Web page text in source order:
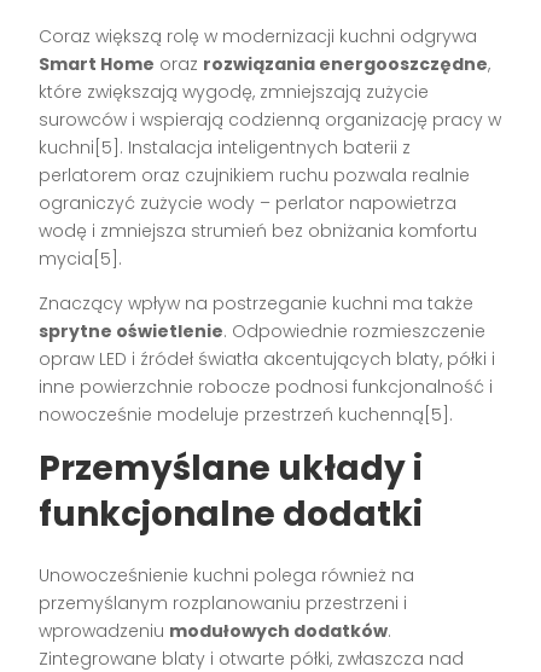
Coraz większą rolę w modernizacji kuchni odgrywa
Smart Home oraz rozwiązania energooszczędne,
które zwiększają wygodę, zmniejszają zużycie
surowców i wspierają codzienną organizację pracy w
kuchni[5]. Instalacja inteligentnych baterii z
perlatorem oraz czujnikiem ruchu pozwala realnie
ograniczyć zużycie wody – perlator napowietrza
wodę i zmniejsza strumień bez obniżania komfortu
mycia[5].
Znaczący wpływ na postrzeganie kuchni ma także
sprytne oświetlenie. Odpowiednie rozmieszczenie
opraw LED i źródeł światła akcentujących blaty, półki i
inne powierzchnie robocze podnosi funkcjonalność i
nowocześnie modeluje przestrzeń kuchenną[5].
Przemyślane układy i
funkcjonalne dodatki
Unowocześnienie kuchni polega również na
przemyślanym rozplanowaniu przestrzeni i
wprowadzeniu modułowych dodatków.
Zintegrowane blaty i otwarte półki, zwłaszcza nad